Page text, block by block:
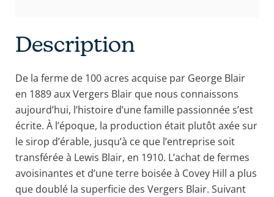
Description
De la ferme de 100 acres acquise par George Blair
en 1889 aux Vergers Blair que nous connaissons
aujourd’hui, l’histoire d’une famille passionnée s’est
écrite. À l’époque, la production était plutôt axée sur
le sirop d’érable, jusqu’à ce que l’entreprise soit
transférée à Lewis Blair, en 1910. L’achat de fermes
avoisinantes et d’une terre boisée à Covey Hill a plus
que doublé la superficie des Vergers Blair. Suivant